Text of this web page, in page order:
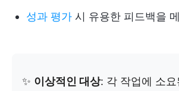
성과 평가 시 유용한 피드백을
✨ 이상적인 대상: 각 작업에 소